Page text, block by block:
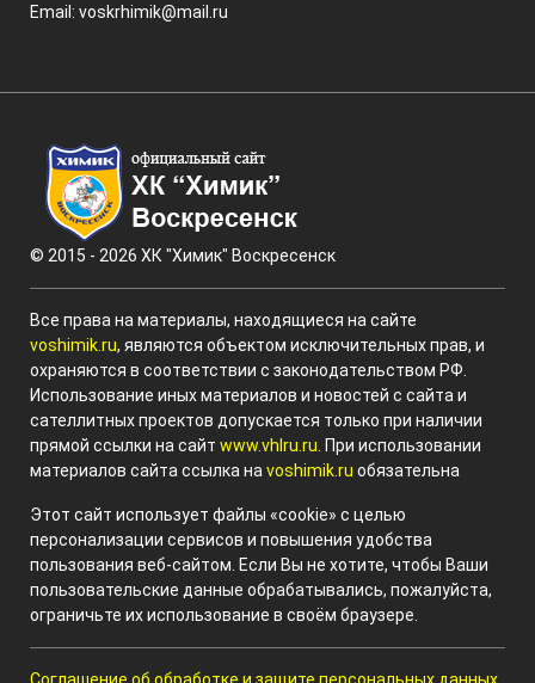
Email: voskrhimik@mail.ru
© 2015 - 2026 ХК "Химик" Воскресенск
Все права на материалы, находящиеся на сайте
voshimik.ru, являются объектом исключительных прав, и
охраняются в соответствии с законодательством РФ.
Использование иных материалов и новостей с сайта и
сателлитных проектов допускается только при наличии
прямой ссылки на сайт www.vhlru.ru . При использовании
материалов сайта ссылка на voshimik.ru обязательна
Этот сайт использует файлы «cookie» с целью
персонализации сервисов и повышения удобства
пользования веб-сайтом. Если Вы не хотите, чтобы Ваши
пользовательские данные обрабатывались, пожалуйста,
ограничьте их использование в своём браузере.